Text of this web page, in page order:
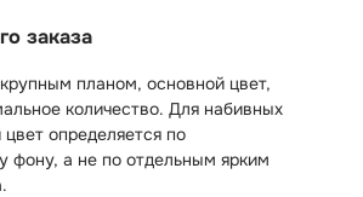
заказа
планом, основной цвет,
количество. Для набивных
определяется по
фону, а не по отдельным ярким